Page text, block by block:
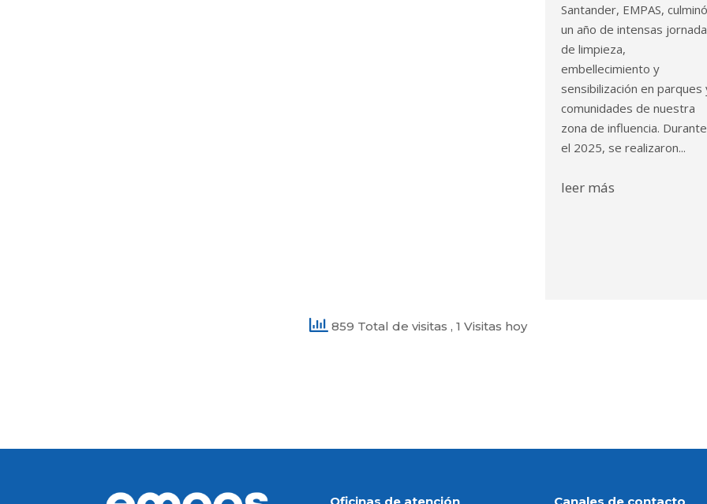
Santander, EMPAS,
un año de intensas
de limpieza,
embellecimiento y
sensibilización en parques
comunidades de nuestra
zona de influencia. Durante
el 2025, se realizaron...
leer más
859 Total de visitas, 1 Visitas hoy